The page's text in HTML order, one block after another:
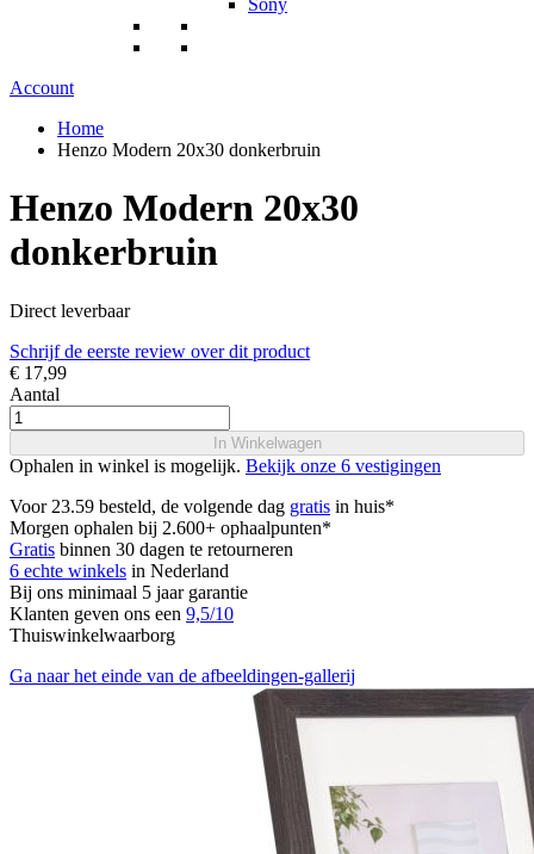
Sony
Account
Home
Henzo Modern 20x30 donkerbruin
Henzo Modern 20x30
donkerbruin
Direct leverbaar
Schrijf de eerste review over dit product
€ 17,99
Aantal
In Winkelwagen
Ophalen in winkel is mogelijk. Bekijk onze 6 vestigingen
Voor 23.59 besteld, de volgende dag gratis in huis*
Morgen ophalen bij 2.600+ ophaalpunten*
Gratis binnen 30 dagen te retourneren
6 echte winkels in Nederland
Bij ons minimaal 5 jaar garantie
Klanten geven ons een 9,5/10
Thuiswinkelwaarborg
Ga naar het einde van de afbeeldingen-gallerij